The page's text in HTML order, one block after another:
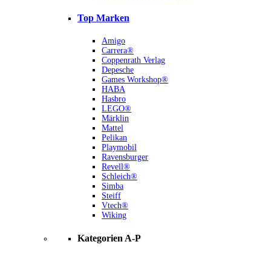
Top Marken
Amigo
Carrera®
Coppenrath Verlag
Depesche
Games Workshop®
HABA
Hasbro
LEGO®
Märklin
Mattel
Pelikan
Playmobil
Ravensburger
Revell®
Schleich®
Simba
Steiff
Vtech®
Wiking
Kategorien A-P